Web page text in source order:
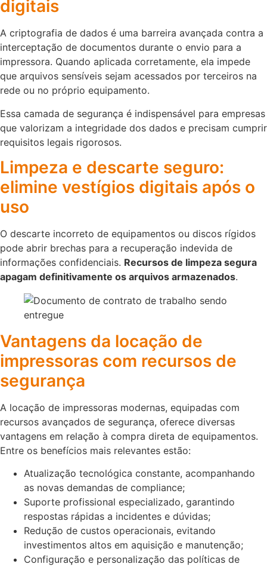
digitais
A criptografia de dados é uma barreira avançada contra a
interceptação de documentos durante o envio para a
impressora. Quando aplicada corretamente, ela impede
que arquivos sensíveis sejam acessados por terceiros na
rede ou no próprio equipamento.
Essa camada de segurança é indispensável para empresas
que valorizam a integridade dos dados e precisam cumprir
requisitos legais rigorosos.
Limpeza e descarte seguro:
elimine vestígios digitais após o
uso
O descarte incorreto de equipamentos ou discos rígidos
pode abrir brechas para a recuperação indevida de
informações confidenciais. Recursos de limpeza segura
apagam definitivamente os arquivos armazenados.
Vantagens da locação de
impressoras com recursos de
segurança
A locação de impressoras modernas, equipadas com
recursos avançados de segurança, oferece diversas
vantagens em relação à compra direta de equipamentos.
Entre os benefícios mais relevantes estão:
Atualização tecnológica constante, acompanhando
as novas demandas de compliance;
Suporte profissional especializado, garantindo
respostas rápidas a incidentes e dúvidas;
Redução de custos operacionais, evitando
investimentos altos em aquisição e manutenção;
Configuração e personalização das políticas de